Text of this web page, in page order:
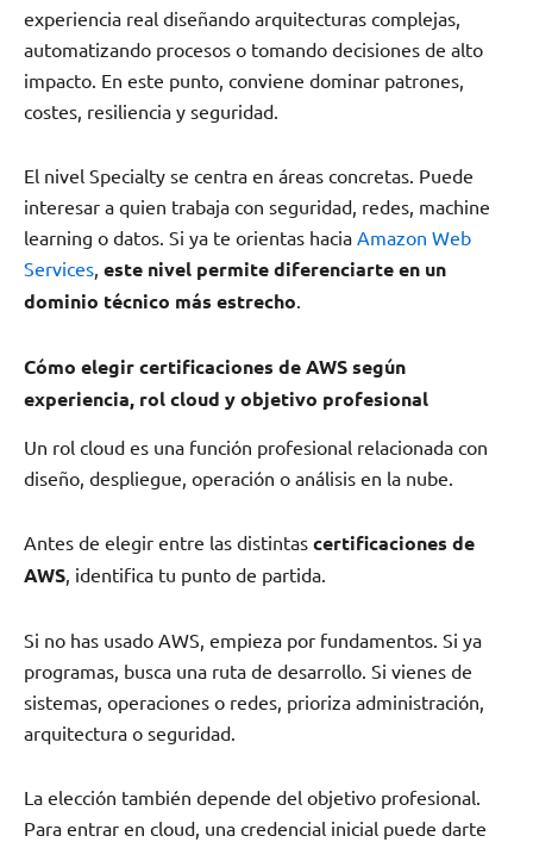
experiencia real diseñando arquitecturas complejas,
automatizando procesos o tomando decisiones de alto
impacto. En este punto, conviene dominar patrones,
costes, resiliencia y seguridad.
El nivel Specialty se centra en áreas concretas. Puede
interesar a quien trabaja con seguridad, redes, machine
learning o datos. Si ya te orientas hacia Amazon Web
Services este nivel permite diferenciarte en un
dominio técnico más estrecho
Cómo elegir certificaciones de AWS según
experiencia, rol cloud y objetivo profesional
Un rol cloud es una función profesional relacionada con
diseño, despliegue, operación o análisis en la nube.
Antes de elegir entre las distintas certificaciones de
AWS, identifica tu punto de partida.
Si no has usado AWS, empieza por fundamentos. Si ya
programas, busca una ruta de desarrollo. Si vienes de
sistemas, operaciones o redes, prioriza administración,
arquitectura o seguridad.
La elección también depende del objetivo profesional.
Para entrar en cloud, una credencial inicial puede darte